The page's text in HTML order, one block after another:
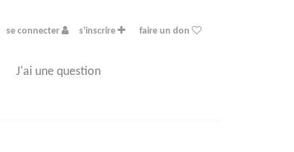
se connecter s'inscrire faire un don
J'ai une question